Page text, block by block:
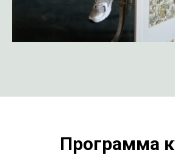
Программа